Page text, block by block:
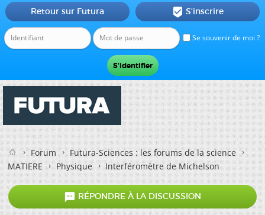
Se souvenir de moi ?
Retour sur Futura  S'inscrire
Forum
Futura-Sciences : les forums de la science
MATIERE
Physique Interféromètre de Michelson
 RÉPONDRE À LA DISCUSSION